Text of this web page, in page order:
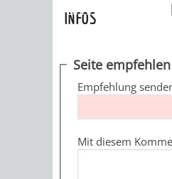
INFOS
UKRAINE
Einrichtungen
Seite empfehlen
Empfehlung
Mit diesem